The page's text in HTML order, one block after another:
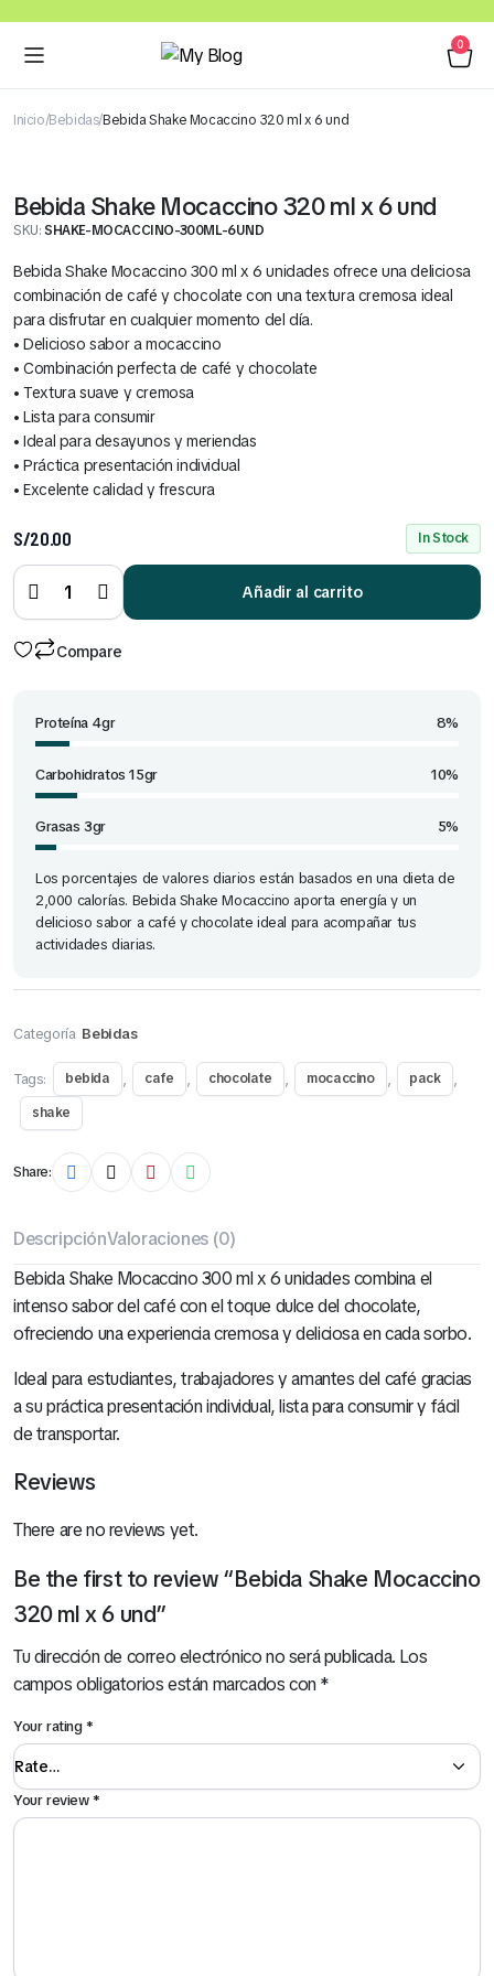
0
Inicio Bebidas Bebida Shake Mocaccino 320 ml x 6 und
Bebida Shake Mocaccino 320 ml x 6 und
SKU:SHAKE-MOCACCINO-300ML-6UND
Bebida Shake Mocaccino 300 ml x 6 unidades ofrece una deliciosa
combinación de café y chocolate con una textura cremosa ideal
para disfrutar en cualquier momento del día.
• Delicioso sabor a mocaccino
• Combinación perfecta de café y chocolate
• Textura suave y cremosa
• Lista para consumir
• Ideal para desayunos y meriendas
• Práctica presentación individual
• Excelente calidad y frescura
S/20.00 In Stock
Shake
Mocaccino
320 ml x 6
und
Añadir al carrito
Compare
Proteína 4gr 8%
Carbohidratos 15gr 10%
Grasas 3gr 5%
Los porcentajes de valores diarios están basados en una dieta de
2,000 calorías. Bebida Shake Mocaccino aporta energía y un
delicioso sabor a café y chocolate ideal para acompañar tus
actividades diarias.
Categoría Bebidas
Tags: bebida , cafe , chocolate , mocaccino , pack ,
shake
Share:
DescripciónValoraciones (0)
Bebida Shake Mocaccino 300 ml x 6 unidades combina el
intenso sabor del café con el toque dulce del chocolate,
ofreciendo una experiencia cremosa y deliciosa en cada sorbo.
Ideal para estudiantes, trabajadores y amantes del café gracias
a su práctica presentación individual, lista para consumir y fácil
de transportar.
Reviews
There are no reviews yet.
Be the first to review “Bebida Shake Mocaccino
320 ml x 6 und”
Tu dirección de correo electrónico no será publicada. Los
campos obligatorios están marcados con*
Your rating*
Your review*